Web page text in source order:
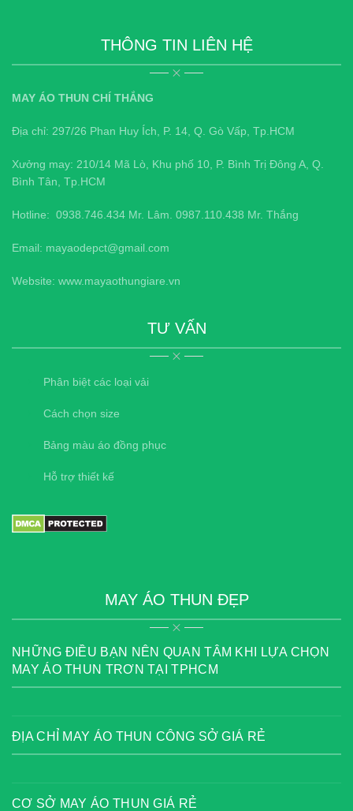
THÔNG TIN LIÊN HỆ
MAY ÁO THUN CHÍ THẮNG
Địa chỉ: 297/26 Phan Huy Ích, P. 14, Q. Gò Vấp, Tp.HCM
Xưởng may: 210/14 Mã Lò, Khu phố 10, P. Bình Trị Đông A, Q.
Bình Tân, Tp.HCM
Hotline: 0938.746.434 Mr. Lâm. 0987.110.438 Mr. Thắng
Email: mayaodepct@gmail.com
Website: www.mayaothungiare.vn
TƯ VẤN
Phân biệt các loại vải
Cách chọn size
Bảng màu áo đồng phục
Hỗ trợ thiết kế
MAY ÁO THUN ĐẸP
NHỮNG ĐIỀU BẠN NÊN QUAN TÂM KHI LỰA CHỌN
MAY ÁO THUN TRƠN TẠI TPHCM
ĐỊA CHỈ MAY ÁO THUN CÔNG SỞ GIÁ RẺ
CƠ SỞ MAY ÁO THUN GIÁ RẺ